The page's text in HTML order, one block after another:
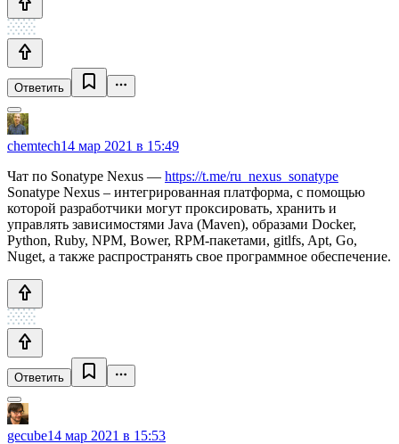
Ответить
chemtech14 мар 2021 в 15:49
Чат по Sonatype Nexus — https://t.me/ru_nexus_sonatype
Sonatype Nexus – интегрированная платформа, с помощью
которой разработчики могут проксировать, хранить и
управлять зависимостями Java (Maven), образами Docker,
Python, Ruby, NPM, Bower, RPM-пакетами, gitlfs, Apt, Go,
Nuget, а также распространять свое программное обеспечение.
Ответить
gecube14 мар 2021 в 15:53